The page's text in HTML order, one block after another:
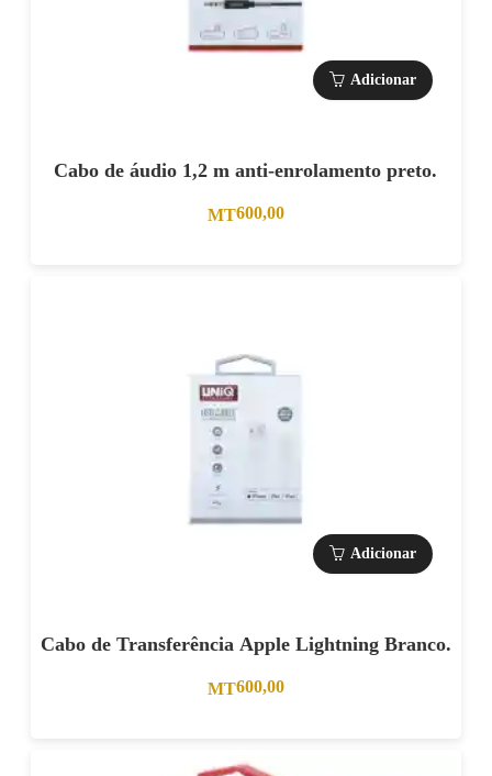
Adicionar
Cabo de áudio 1,2 m anti-enrolamento preto.
MT600,00
Adicionar
Cabo de Transferência Apple Lightning Branco.
MT600,00